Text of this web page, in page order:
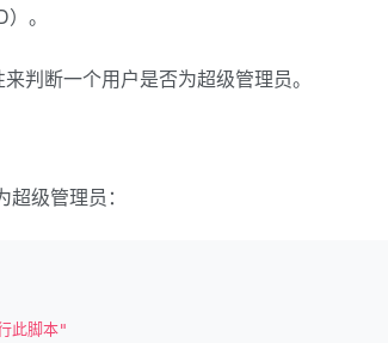
。
判断一个用户是否为超级管理员。
级管理员：
此脚本"